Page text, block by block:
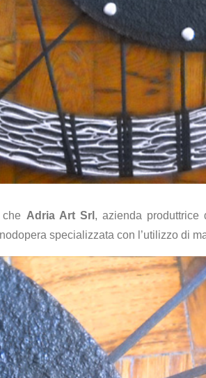
Adria Art Srl , azienda produttrice
specializzata con l’utilizzo di